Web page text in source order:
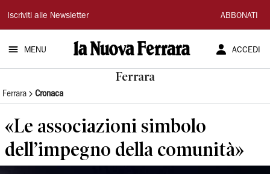
La
Nuova
Ferrara
Iscriviti alle Newsletter ABBONATI
MENU ACCEDI
Ferrara
Ferrara Cronaca
«Le associazioni simbolo
dell’impegno della comunità»